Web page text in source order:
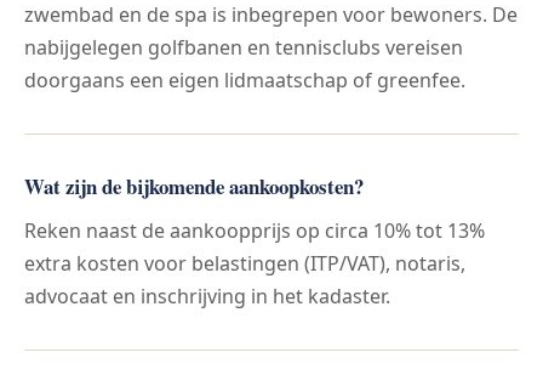
zwembad en de spa is inbegrepen voor bewoners. De
nabijgelegen golfbanen en tennisclubs vereisen
doorgaans een eigen lidmaatschap of greenfee.
Wat zijn de bijkomende aankoopkosten?
Reken naast de aankoopprijs op circa 10% tot 13%
extra kosten voor belastingen (ITP/VAT), notaris,
advocaat en inschrijving in het kadaster.